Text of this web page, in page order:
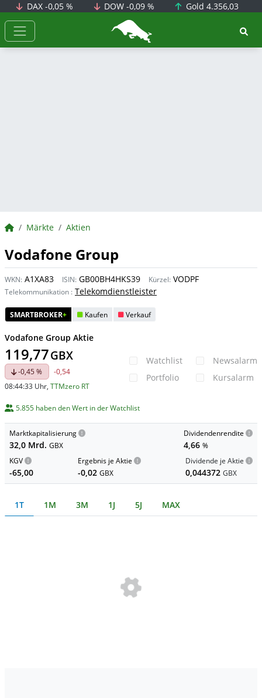
DAX -0,05 % DOW-0,09 % Gold 4.356,03
BörsenNEWS.de
BörsenNEWS.de
Märkte Aktien
Vodafone Group
WKN: A1XA83 ISIN: GB00BH4HKS39 Kürzel: VODPF
Telekommunikation : Telekomdienstleister
SMARTBROKER+ Kaufen Verkauf
Vodafone Group Aktie
119,77GBX
-0,45 %
-0,54
08:44:33 Uhr, TTMzero RT
Watchlist
Portfolio
Newsalarm
Kursalarm
5.855 haben den Wert in der Watchlist
Marktkapitalisierung
32,0 Mrd. GBX
Dividendenrendite
4,66 %
KGV
-65,00
Ergebnis je Aktie
-0,02 GBX
Dividende je Aktie
0,044372 GBX
1T 1M 3M 1J 5J MAX